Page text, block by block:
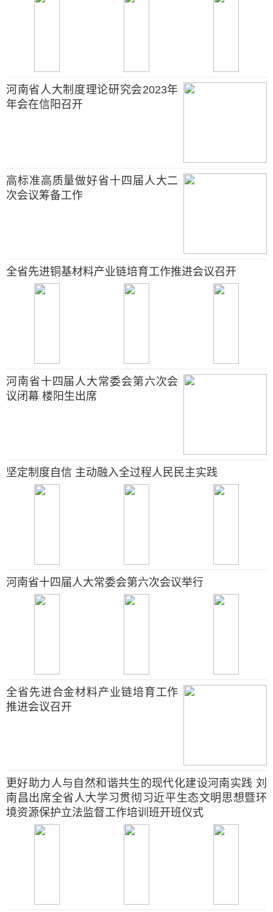
河南省人大制度理论研究会2023年
年会在信阳召开
高标准高质量做好省十四届人大二
次会议筹备工作
全省先进铜基材料产业链培育工作推进会议召开
河南省十四届人大常委会第六次会
议闭幕 楼阳生出席
坚定制度自信 主动融入全过程人民民主实践
河南省十四届人大常委会第六次会议举行
全省先进合金材料产业链培育工作
推进会议召开
更好助力人与自然和谐共生的现代化建设河南实践 刘
南昌出席全省人大学习贯彻习近平生态文明思想暨环
境资源保护立法监督工作培训班开班仪式